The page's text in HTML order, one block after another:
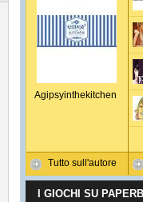
Agipsyinthekitchen
Tutto sull'autore
I GIOCHI SU